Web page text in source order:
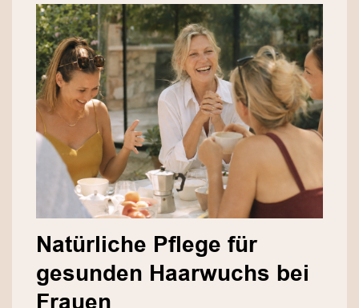
Natürliche Pflege für
gesunden Haarwuchs bei